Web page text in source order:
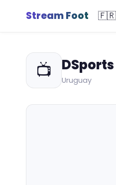
Stream Foot 🇫🇷
📺 Uruguay